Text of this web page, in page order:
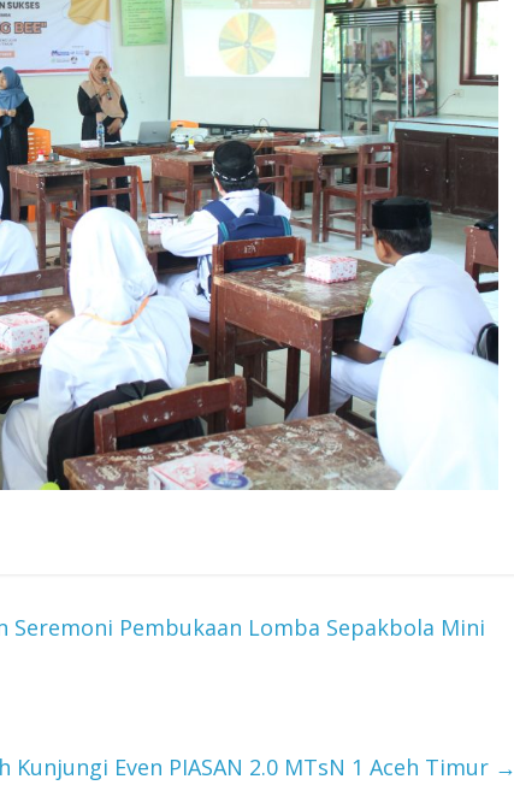
Seremoni Pembukaan Lomba Sepakbola Mini
Kunjungi Even PIASAN 2.0 MTsN 1 Aceh Timur →